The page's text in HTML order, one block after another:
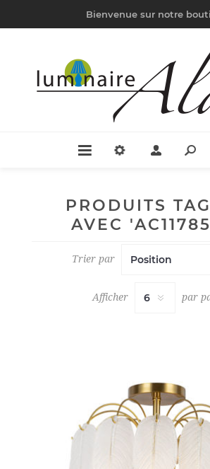
Bienvenue sur notre
PRODUITS
AVEC
Trier par
Afficher par